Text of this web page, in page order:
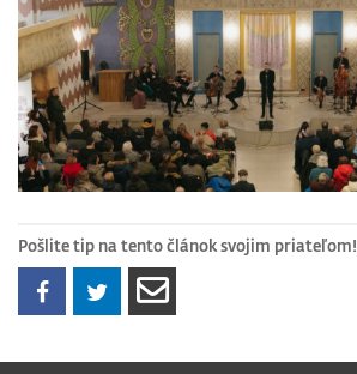
Pošlite tip na tento článok svojim priateľom!